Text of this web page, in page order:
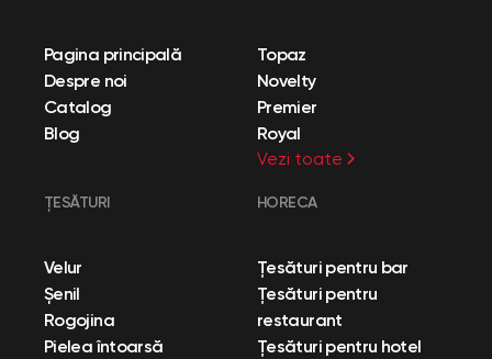
Pagina principală
Despre noi
Catalog
Blog
Topaz
Novelty
Premier
Royal
Vezi toate
ȚESĂTURI
Velur
Șenil
Rogojina
Pielea întoarsă
HORECA
Țesături pentru bar
Țesături pentru
restaurant
Țesături pentru hotel